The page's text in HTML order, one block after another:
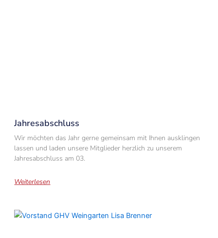
Jahresabschluss
Wir möchten das Jahr gerne gemeinsam mit Ihnen ausklingen
lassen und laden unsere Mitglieder herzlich zu unserem
Jahresabschluss am 03.
Weiterlesen